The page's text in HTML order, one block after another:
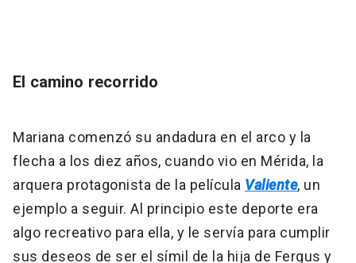
El camino recorrido
Mariana comenzó su andadura en el arco y la
flecha a los diez años, cuando vio en Mérida, la
arquera protagonista de la película Valiente, un
ejemplo a seguir. Al principio este deporte era
algo recreativo para ella, y le servía para cumplir
sus deseos de ser el símil de la hija de Fergus y